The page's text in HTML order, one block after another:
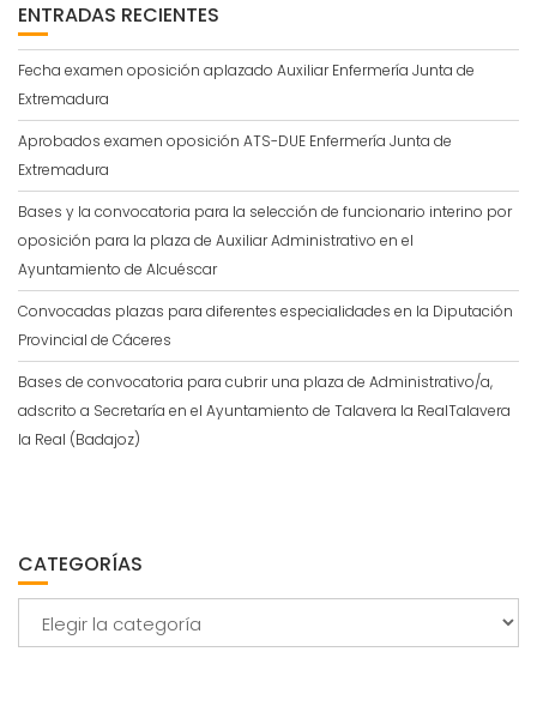
ENTRADAS RECIENTES
Fecha examen oposición aplazado Auxiliar Enfermería Junta de
Extremadura
Aprobados examen oposición ATS-DUE Enfermería Junta de
Extremadura
Bases y la convocatoria para la selección de funcionario interino por
oposición para la plaza de Auxiliar Administrativo en el
Ayuntamiento de Alcuéscar
Convocadas plazas para diferentes especialidades en la Diputación
Provincial de Cáceres
Bases de convocatoria para cubrir una plaza de Administrativo/a,
adscrito a Secretaría en el Ayuntamiento de Talavera la RealTalavera
la Real (Badajoz)
CATEGORÍAS